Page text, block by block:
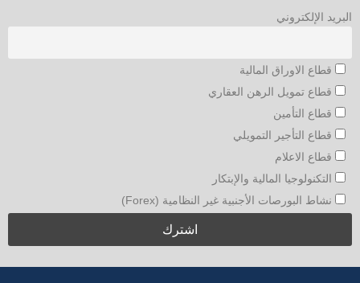
البريد الإلكتروني
قطاع الاوراق المالية
قطاع تمويل الرهن العقاري
قطاع التأمين
قطاع التأجير التمويلي
قطاع الاعلام
التكنولوجيا المالية والإبتكار
نشاط البورصات الأجنبية غير النظامية (Forex)